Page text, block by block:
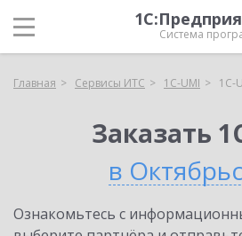
Система
Главная Сервисы ИТС 1C-UMI 1C-
Заказать
в
Ознакомьтесь с